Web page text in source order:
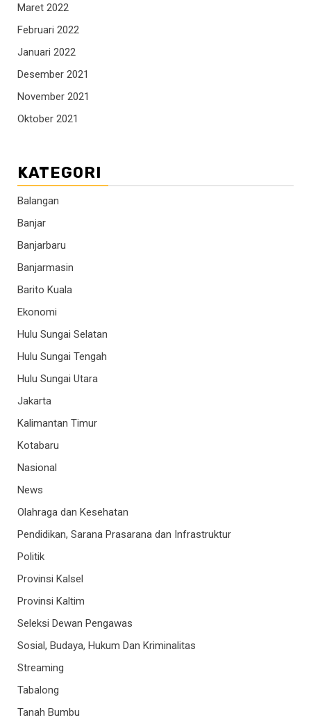
Maret 2022
Februari 2022
Januari 2022
Desember 2021
November 2021
Oktober 2021
KATEGORI
Balangan
Banjar
Banjarbaru
Banjarmasin
Barito Kuala
Ekonomi
Hulu Sungai Selatan
Hulu Sungai Tengah
Hulu Sungai Utara
Jakarta
Kalimantan Timur
Kotabaru
Nasional
News
Olahraga dan Kesehatan
Pendidikan, Sarana Prasarana dan Infrastruktur
Politik
Provinsi Kalsel
Provinsi Kaltim
Seleksi Dewan Pengawas
Sosial, Budaya, Hukum Dan Kriminalitas
Streaming
Tabalong
Tanah Bumbu